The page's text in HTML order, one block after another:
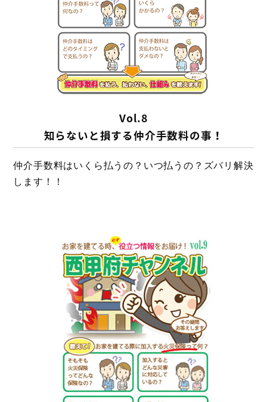
Vol.8
知らないと損する仲介手数料の事！
仲介手数料はいくら払うの？いつ払うの？ズバリ解決
します！！